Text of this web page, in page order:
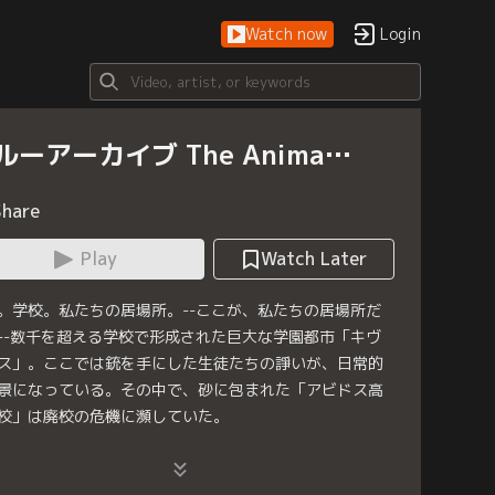
Watch now Login
ーアーカイブ The Anima…
Play
Watch Later
学校。私たちの居場所。--ここが、私たちの居場所だ
数千を超える学校で形成された巨大な学園都市「キヴ
」。ここでは銃を手にした生徒たちの諍いが、日常的
になっている。その中で、砂に包まれた「アビドス高
」は廃校の危機に瀕していた。